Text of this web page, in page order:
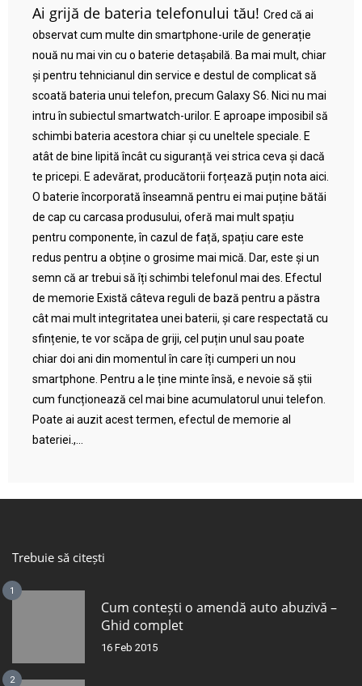
Ai grijă de bateria telefonului tău! Cred că ai
observat cum multe din smartphone-urile de generație
nouă nu mai vin cu o baterie detașabilă. Ba mai mult, chiar
și pentru tehnicianul din service e destul de complicat să
scoată bateria unui telefon, precum Galaxy S6. Nici nu mai
intru în subiectul smartwatch-urilor. E aproape imposibil să
schimbi bateria acestora chiar și cu uneltele speciale. E
atât de bine lipită încât cu siguranță vei strica ceva și dacă
te pricepi. E adevărat, producătorii forțează puțin nota aici.
O baterie încorporată înseamnă pentru ei mai puține bătăi
de cap cu carcasa produsului, oferă mai mult spațiu
pentru componente, în cazul de față, spațiu care este
redus pentru a obține o grosime mai mică. Dar, este și un
semn că ar trebui să îți schimbi telefonul mai des. Efectul
de memorie Există câteva reguli de bază pentru a păstra
cât mai mult integritatea unei baterii, și care respectată cu
sfințenie, te vor scăpa de griji, cel puțin unul sau poate
chiar doi ani din momentul în care îți cumperi un nou
smartphone. Pentru a le ține minte însă, e nevoie să știi
cum funcționează cel mai bine acumulatorul unui telefon.
Poate ai auzit acest termen, efectul de memorie al
bateriei.,...
Trebuie să citești
1
Cum contești o amendă auto abuzivă –
Ghid complet
16 Feb 2015
2